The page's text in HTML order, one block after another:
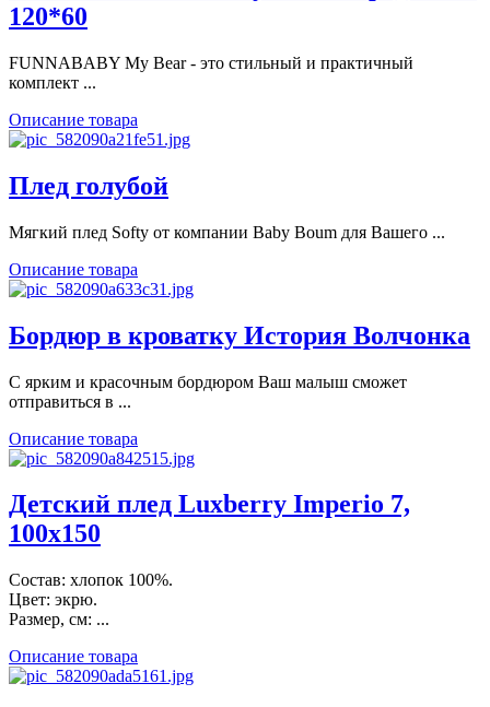
120*60
FUNNABABY My Bear - это стильный и практичный
комплект ...
Описание товара
Плед голубой
Мягкий плед Softy от компании Baby Boum для Вашего ...
Описание товара
Бордюр в кроватку История Волчонка
С ярким и красочным бордюром Ваш малыш сможет
отправиться в ...
Описание товара
Детский плед Luxberry Imperio 7,
100х150
Состав: хлопок 100%.
Цвет: экрю.
Размер, см: ...
Описание товара